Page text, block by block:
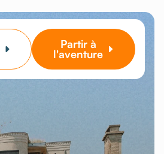
Partir à
l'aventure